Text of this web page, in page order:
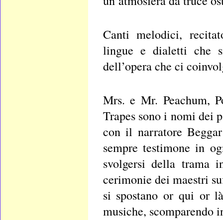
Canti melodici,
lingue e dialetti che
dell’opera che ci
Mrs. e Mr. Peachum,
Trapes sono i nomi dei
con il narratore
sempre testimone in
svolgersi della trama
cerimonie dei maestri
si spostano or qui or
musiche, scomparendo